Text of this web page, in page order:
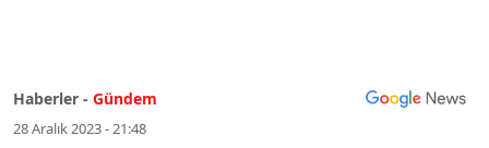
Haberler - Gündem
28 Aralık 2023 - 21:48